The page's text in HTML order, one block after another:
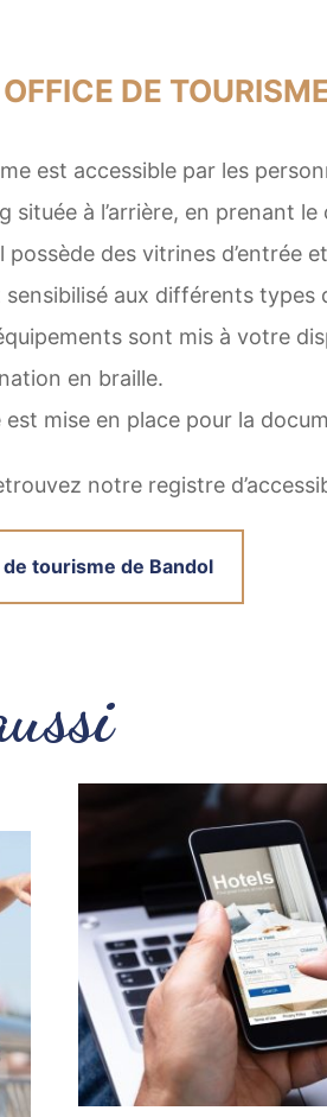
DE
est accessible par les
située à l’arrière, en prenant
possède des vitrines d’entrée
sensibilisé aux différents types
sont mis à votre
en braille.
est mise en place pour la
notre registre
de tourisme de Bandol